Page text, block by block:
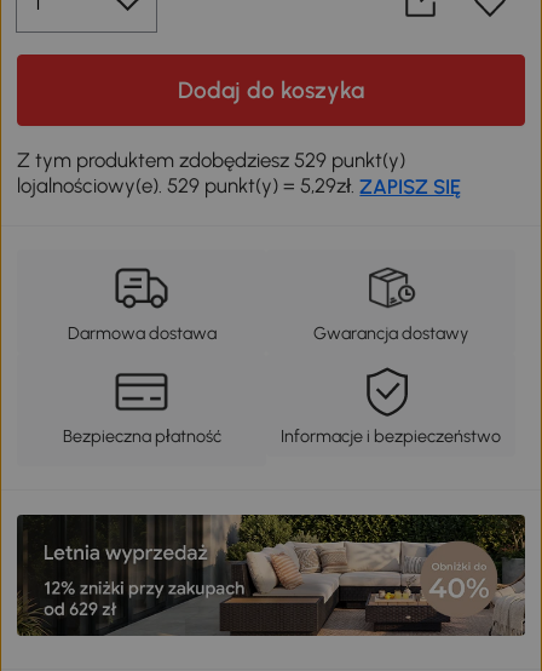
Dodaj do koszyka
Z tym produktem zdobędziesz 529 punkt(y)
lojalnościowy(e). 529 punkt(y) = 5,29zł.ZAPISZ SIĘ
Darmowa dostawa Gwarancja dostawy
Bezpieczna płatność Informacje i bezpieczeństwo